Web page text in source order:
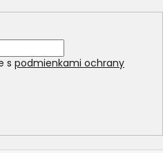
s podmienkami ochrany